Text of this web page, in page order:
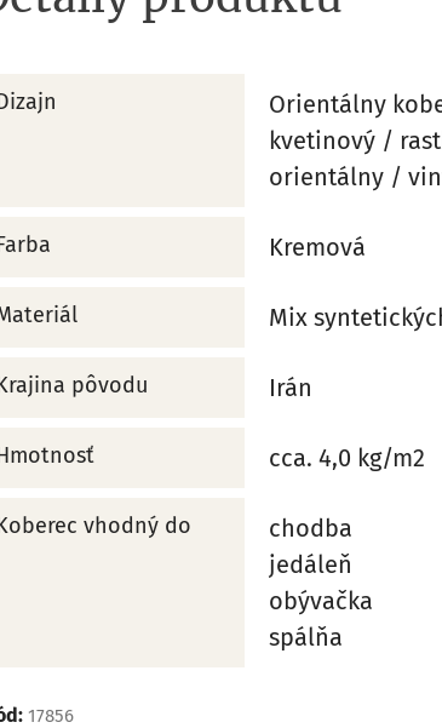
Orientálny
kvetinový /
orientálny /
Kremová
Mix
pôvodu Irán
cca. 4,0 kg/m2
vhodný do
chodba
jedáleň
obývačka
spálňa
17856